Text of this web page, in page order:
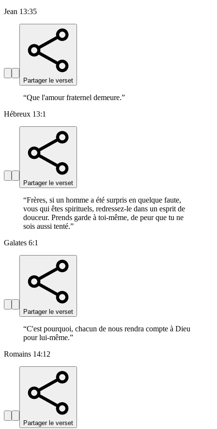
Jean 13:35
Partager le verset
“Que l'amour fraternel demeure.”
Hébreux 13:1
Partager le verset
“Frères, si un homme a été surpris en quelque faute,
vous qui êtes spirituels, redressez-le dans un esprit de
douceur. Prends garde à toi-même, de peur que tu ne
sois aussi tenté.”
Galates 6:1
Partager le verset
“C'est pourquoi, chacun de nous rendra compte à Dieu
pour lui-même.”
Romains 14:12
Partager le verset